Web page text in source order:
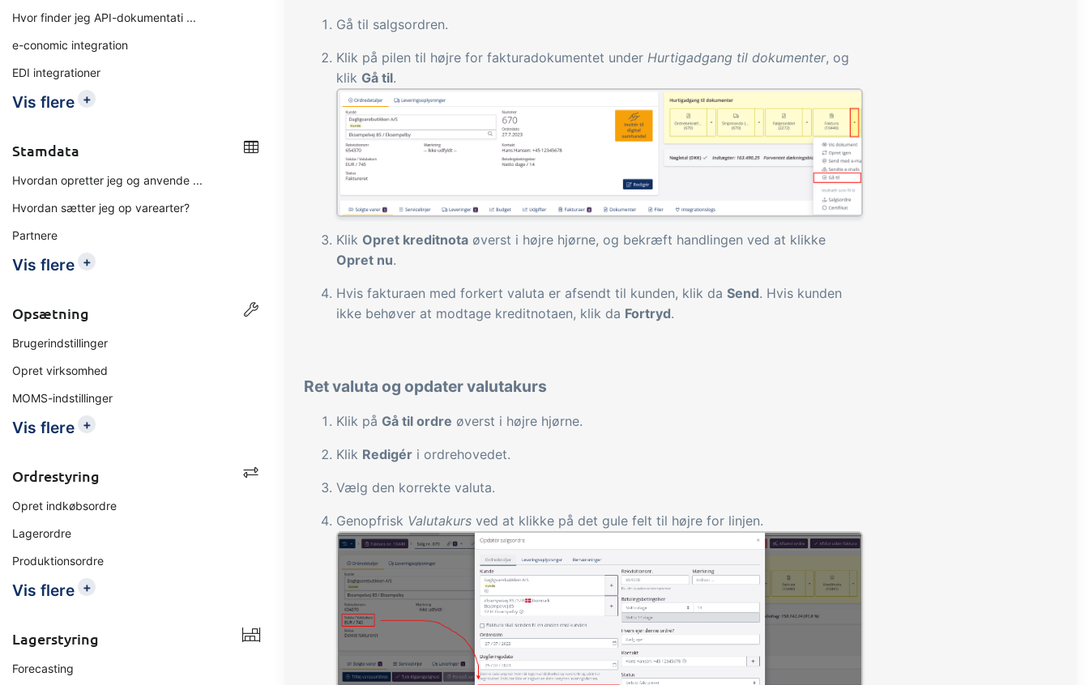
Hvor finder jeg API-dokumentati ...
e-conomic integration
EDI integrationer
Vis flere +
Stamdata
Hvordan opretter jeg og anvende ...
Hvordan sætter jeg op varearter?
Partnere
Vis flere +
Opsætning
Brugerindstillinger
Opret virksomhed
MOMS-indstillinger
Vis flere +
Ordrestyring
Opret indkøbsordre
Lagerordre
Produktionsordre
Vis flere +
Lagerstyring
Forecasting
Gå til salgsordren.
Klik på pilen til højre for fakturadokumentet under Hurtigadgang til dokumenter, og
klik Gå til.
Klik Opret kreditnota øverst i højre hjørne, og bekræft handlingen ved at klikke
Opret nu.
Hvis fakturaen med forkert valuta er afsendt til kunden, klik da Send. Hvis kunden
ikke behøver at modtage kreditnotaen, klik da Fortryd.
Ret valuta og opdater valutakurs
Klik på Gå til ordre øverst i højre hjørne.
Klik Redigér i ordrehovedet.
Vælg den korrekte valuta.
Genopfrisk Valutakurs ved at klikke på det gule felt til højre for linjen.